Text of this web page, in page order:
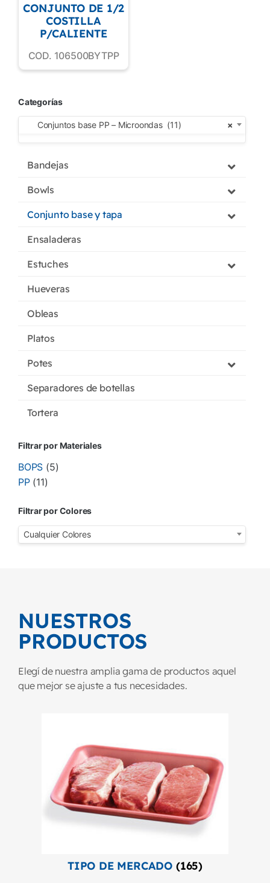
Categorías
×
Conjuntos base PP – Microondas (11)
Bandejas
Bowls
Conjunto base y tapa
Ensaladeras
Estuches
Hueveras
Obleas
Platos
Potes
Separadores de botellas
Tortera
Filtrar por Materiales
BOPS (5)
PP (11)
Filtrar por Colores
Cualquier Colores
CONJUNTO DE 1/2
COSTILLA
P/CALIENTE
COD. 106500BYTPP
NUESTROS
PRODUCTOS
Elegí de nuestra amplia gama de productos aquel
que mejor se ajuste a tus necesidades.
TIPO DE MERCADO (165)